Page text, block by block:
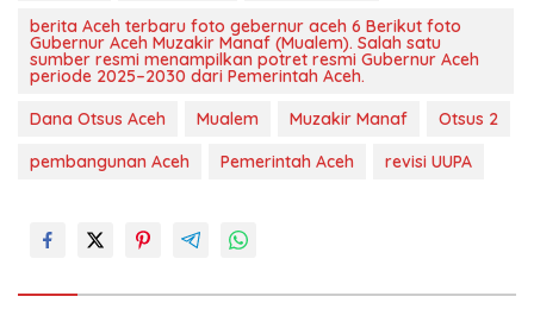
berita Aceh terbaru foto gebernur aceh 6 Berikut foto
Gubernur Aceh Muzakir Manaf (Mualem). Salah satu
sumber resmi menampilkan potret resmi Gubernur Aceh
periode 2025–2030 dari Pemerintah Aceh.
Dana Otsus Aceh
Mualem Muzakir Manaf
Otsus 2
pembangunan Aceh
Pemerintah Aceh revisi UUPA